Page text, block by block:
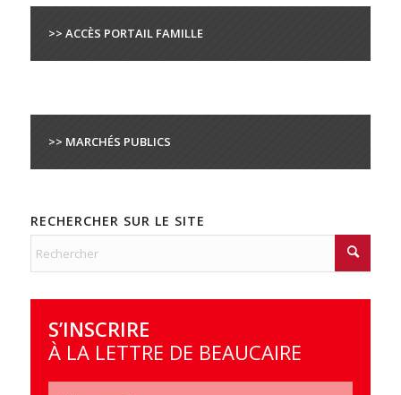
>> ACCÈS PORTAIL FAMILLE
>> MARCHÉS PUBLICS
RECHERCHER SUR LE SITE
S’INSCRIRE
À LA LETTRE DE BEAUCAIRE